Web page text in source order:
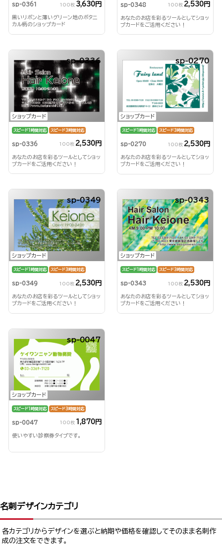
sp-0361 100枚 3,630円
黒いリボンと薄いグリーン地のボタニ
カル柄のショップカード
sp-0348 100枚 2,530円
あなたのお店を彩るツールとしてショッ
プカードをご活用ください！
ショップカード
sp-0336
スピード1時間対応 スピード3時間対応
sp-0336 100枚 2,530円
あなたのお店を彩るツールとしてショッ
プカードをご活用ください！
ショップカード
sp-0270
スピード1時間対応 スピード3時間対応
sp-0270 100枚 2,530円
あなたのお店を彩るツールとしてショッ
プカードをご活用ください！
ショップカード
sp-0349
スピード1時間対応 スピード3時間対応
sp-0349 100枚 2,530円
あなたのお店を彩るツールとしてショッ
プカードをご活用ください！
ショップカード
sp-0343
スピード1時間対応 スピード3時間対応
sp-0343 100枚 2,530円
あなたのお店を彩るツールとしてショッ
プカードをご活用ください！
ショップカード
sp-0047
スピード1時間対応 スピード3時間対応
sp-0047 100枚 1,870円
使いやすい診察券タイプです。
名刺デザインカテゴリ
各カテゴリからデザインを選ぶと納期や価格を確認してそのまま名刺作
成の注文をできます。